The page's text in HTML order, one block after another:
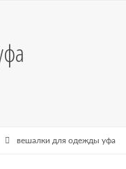
вешалки для одежды уфа